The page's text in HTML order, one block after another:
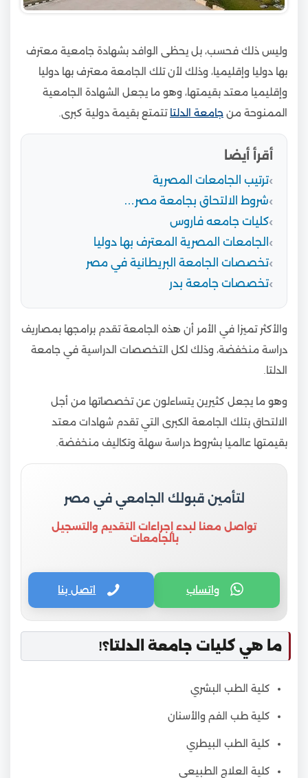
وليس ذلك فحسب، بل يحظى الوافد بشهادة جامعية معترف
بها دوليا وإقليميا، وذلك لأن تلك الجامعة معترف بها دوليا
وإقليميا معتد بقيمتها، وهو ما يجعل الشهادة الجامعية
الممنوحة من جامعة الدلتا تتمتع بقيمة دولية كبرى.
أقرأ أيضا
ترتيب الجامعات المصرية
شروط الالتحاق بجامعة مصر…
كليات جامعه فاروس
الجامعات المصرية المعترف بها دوليا
تخصصات الجامعة البريطانية في مصر
تخصصات جامعة بدر
والأكثر تميزا في الأمر أن هذه الجامعة تقدم برامجها بمصاريف
دراسة منخفضة، وذلك لكل التخصصات الدراسية في جامعة
الدلتا.
وهو ما يجعل كثيرين يتساءلون عن تخصصاتها من أجل
الالتحاق بتلك الجامعة الكبرى التي تقدم شهادات معتد
بقيمتها عالميا بشروط دراسة سهلة وتكاليف منخفضة.
لتأمين قبولك الجامعي في مصر
تواصل معنا لبدء إجراءات التقديم والتسجيل
بالجامعات
واتساب اتصل بنا
ما هي كليات جامعة الدلتا؟!
كلية الطب البشري
كلية طب الفم والأسنان
كلية الطب البيطري
كلية العلاج الطبيعي